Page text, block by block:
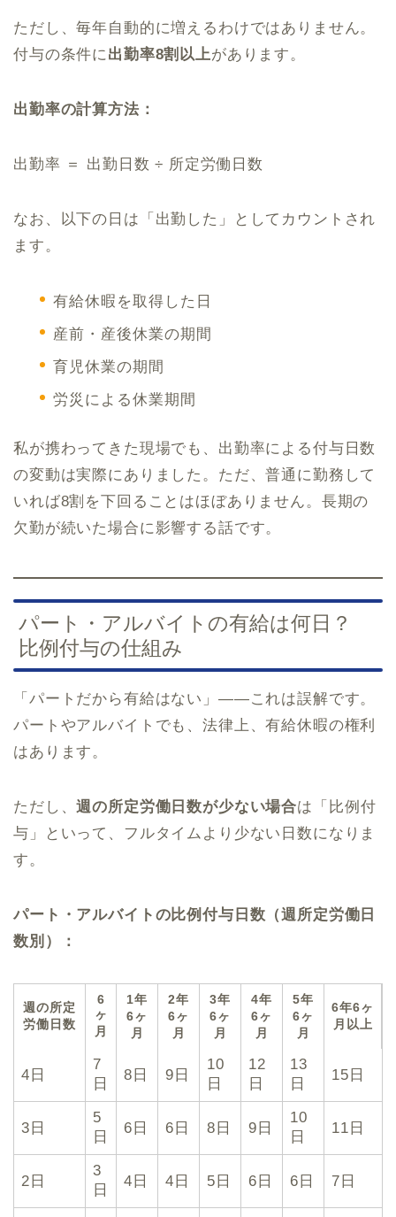
ただし、毎年自動的に増えるわけではありません。
付与の条件に出勤率8割以上があります。
出勤率の計算方法：
出勤率 ＝ 出勤日数 ÷ 所定労働日数
なお、以下の日は「出勤した」としてカウントされ
ます。
有給休暇を取得した日
産前・産後休業の期間
育児休業の期間
労災による休業期間
私が携わってきた現場でも、出勤率による付与日数
の変動は実際にありました。ただ、普通に勤務して
いれば8割を下回ることはほぼありません。長期の
欠勤が続いた場合に影響する話です。
パート・アルバイトの有給は何日？
比例付与の仕組み
「パートだから有給はない」——これは誤解です。
パートやアルバイトでも、法律上、有給休暇の権利
はあります。
ただし、週の所定労働日数が少ない場合は「比例付
与」といって、フルタイムより少ない日数になりま
す。
パート・アルバイトの比例付与日数（週所定労働日
数別）：
週の所定
労働日数
6
ヶ
月
1年
6ヶ
月
2年
6ヶ
月
3年
6ヶ
月
4年
6ヶ
月
5年
6ヶ
月
6年6ヶ
月以上
4日
7
日
8日 9日
10
日
12
日
13
日
15日
3日
5
日
6日 6日 8日 9日
10
日
11日
2日
3
日
4日 4日 5日 6日 6日 7日